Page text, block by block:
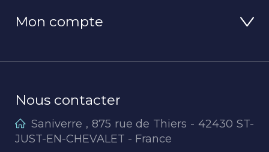
Mon compte
Nous contacter
Saniverre , 875 rue de Thiers - 42430 ST-
JUST-EN-CHEVALET - France